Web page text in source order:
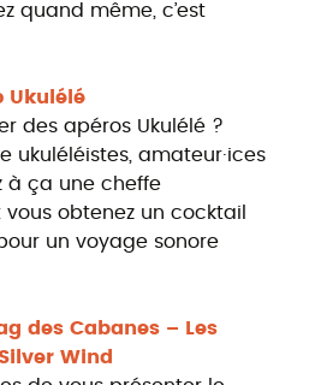
quand même, c’est
Ukulélé
des apéros Ukulélé ?
ukuléléistes, amateur·ices
à ça une cheffe
vous obtenez un cocktail
un voyage sonore
des Cabanes – Les
Wind